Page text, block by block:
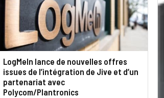
LogMeIn lance de nouvelles offres
issues de l’intégration de Jive et d’un
partenariat avec
Polycom/Plantronics